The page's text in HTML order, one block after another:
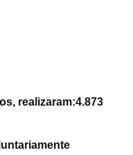
realizaram:4.873